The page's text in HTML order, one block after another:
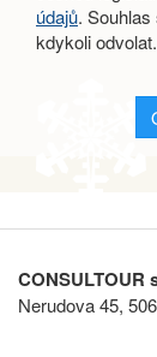
údajů.
kdykoli odvolat.
CONSULTOUR
Nerudova 45,